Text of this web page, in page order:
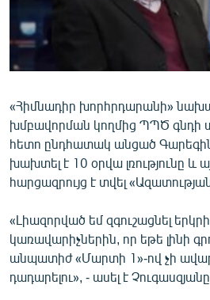
ՄԵԿՆԱԲԱՆՈՒԹՅՈՒՆ
ՏՏ ԵՒ ԻՆՏԵՐՆԵՏ
ԱՐԽԻՎ
ՏԵՍԱՆՅՈՒԹԵՐ
ԲԱՆԱՎԵՃ
ՁԳՏԵԼՈՎ ԼԱՎԱԳՈՒՅՆԻՆ
ՓՈԴՔԱՍԹ
Հայերեն
«Հիմնադիր խորհրդարանի»
խմբավորման կողմից ՊՊԾ գնդի
հետո ընդհատակ անցած
խախտել է 10 օրվա լռությունը և
հարցազրույց է տվել
«Լիազորված եմ զգուշացնել
կառավարիչներին, որ եթե լինի
անպատիժ «Մարտի 1»-ով չի
դադարելու», - ասել է